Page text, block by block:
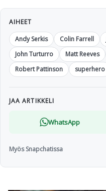
AIHEET
Andy Serkis
Colin Farrell
John Turturro
Matt Reeves
Robert Pattinson
superhero
JAA ARTIKKELI
WhatsApp
Myös Snapchatissa